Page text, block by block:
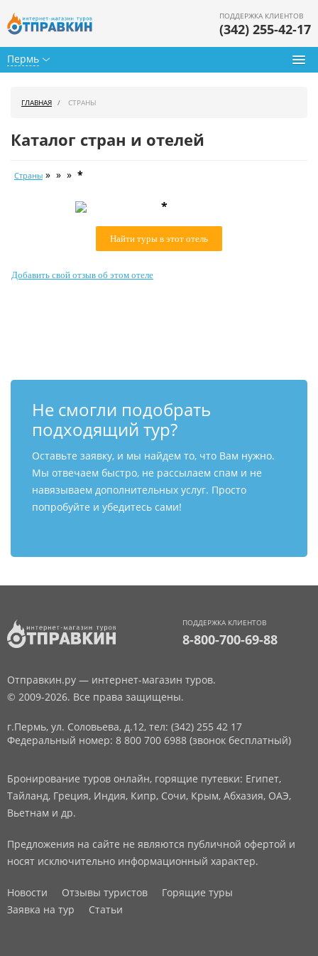
Пермь
ПОДДЕРЖКА КЛИЕНТОВ
(342) 255-42-17
Календарь туров
Как купить
ГЛАВНАЯ СТРАНЫ
Каталог стран и отелей
Страны » » » *
*
Найти туры в этот отель
Добавить свой отзыв об этом отеле
Не смогли подобрать
подходящий тур?
Оставьте заявку, и мы найдем то, что Вам нужно.
Мы отвечаем быстро, не рассылаем спам и не
навязываем дополнительных услуг. Просто
попробуйте и убедитесь сами!
ПОДДЕРЖКА КЛИЕНТОВ
8-800-700-69-88
Отправкин.ру — интернет-магазин туров.
© 2009-2026. Все права защищены.
г.Пермь, ул. Соловьева, д.12, тел: (342) 255 42 17
Федеральный номер: 8 800 700 6988 (звонок бесплатный)
Бронирование туров онлайн, горящие путевки: Египет,
Тайланд, Греция, Индия, Кипр, Сочи, Крым, Абхазия, ОАЭ,
Вьетнам и др.
Предложения на сайте не являются публичной офертой и
носят исключительно информационный характер.
Новости Отзывы туристов
Горящие туры
Заявка на тур
Статьи